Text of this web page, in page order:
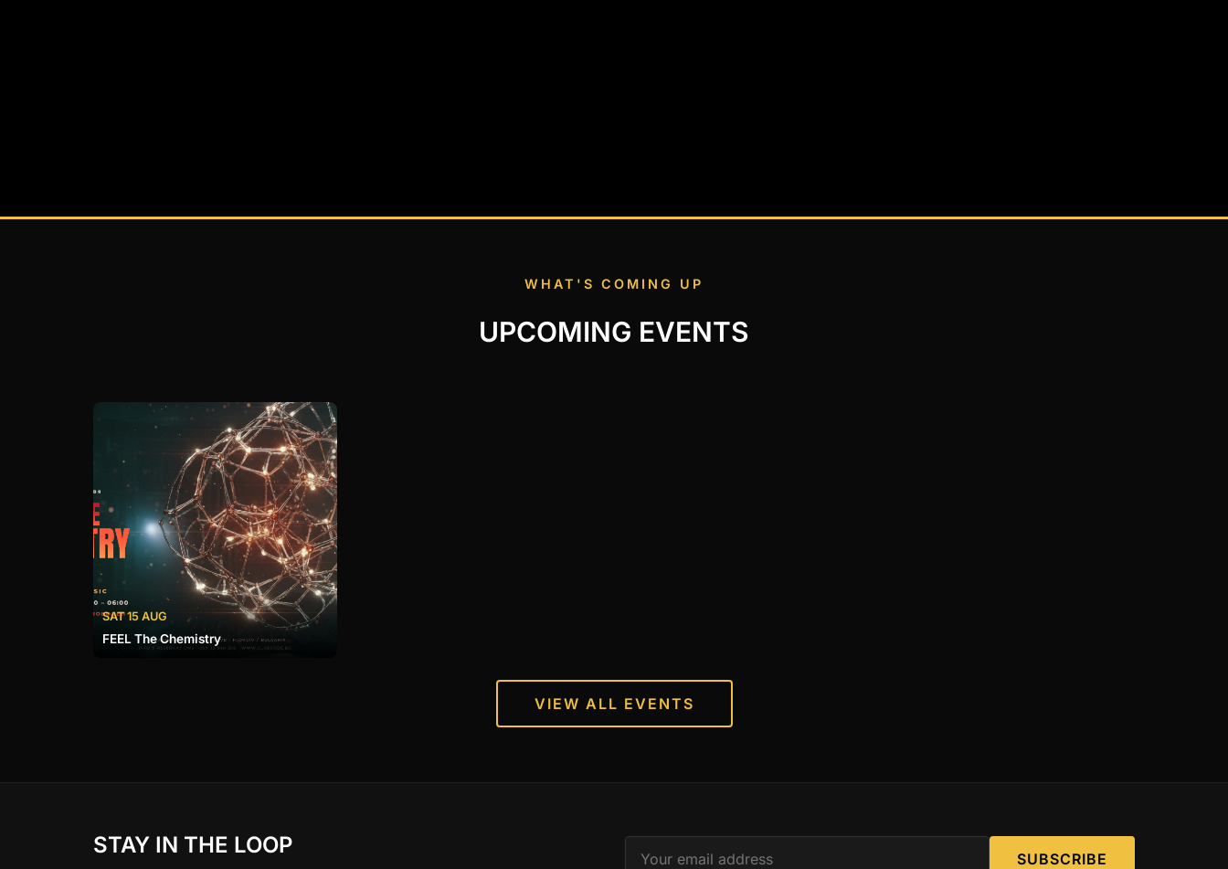
WHAT'S COMING UP
UPCOMING EVENTS
SAT 15 AUG
FEEL The Chemistry
VIEW ALL EVENTS
STAY IN THE LOOP
SUBSCRIBE